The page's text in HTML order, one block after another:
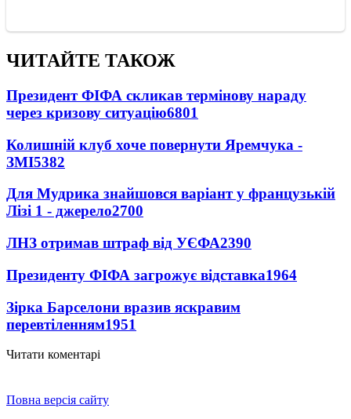
ЧИТАЙТЕ ТАКОЖ
Президент ФІФА скликав термінову нараду
через кризову ситуацію6801
Колишній клуб хоче повернути Яремчука -
ЗМІ5382
Для Мудрика знайшовся варіант у французькій
Лізі 1 - джерело2700
ЛНЗ отримав штраф від УЄФА2390
Президенту ФІФА загрожує відставка1964
Зірка Барселони вразив яскравим
перевтіленням1951
Читати коментарі
Повна версія сайту